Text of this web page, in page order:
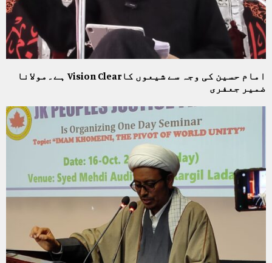
امام حسین کی وجہ سے شیعوں کاVision Clear ہے۔مولانا
ضمیر جعفری